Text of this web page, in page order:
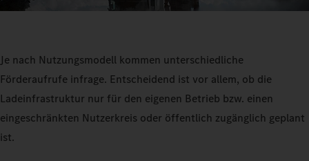
Je nach Nutzungsmodell kommen unterschiedliche
Förderaufrufe infrage. Entscheidend ist vor allem, ob die
Ladeinfrastruktur nur für den eigenen Betrieb bzw. einen
eingeschränkten Nutzerkreis oder öffentlich zugänglich geplant
ist.